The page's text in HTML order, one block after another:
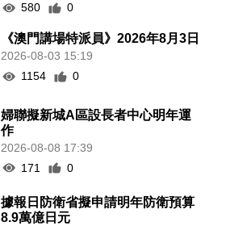
580
0
《澳門講場特派員》2026年8月3日
2026-08-03 15:19
1154
0
婦聯擬新城A區設長者中心明年運
作
2026-08-08 17:39
171
0
據報日防衛省擬申請明年防衛預算
8.9萬億日元